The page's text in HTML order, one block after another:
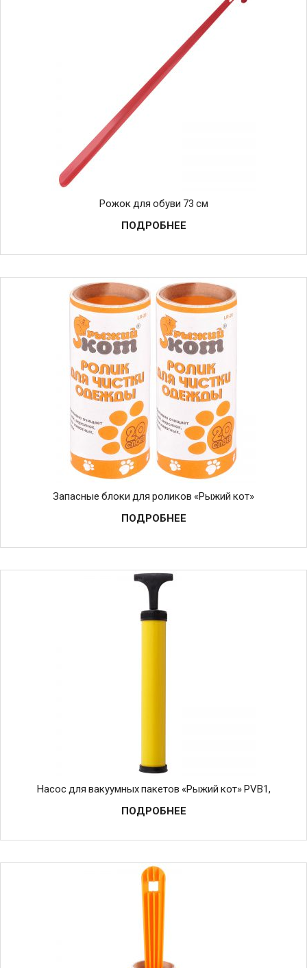
Рожок для обуви 73 см
ПОДРОБНЕЕ
Запасные блоки для роликов «Рыжий кот»
ПОДРОБНЕЕ
Насос для вакуумных пакетов «Рыжий кот» PVB1,
ПОДРОБНЕЕ